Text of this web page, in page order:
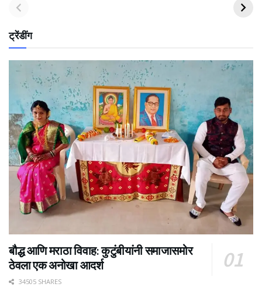
ट्रेंडींग
बौद्ध आणि मराठा विवाह: कुटुंबीयांनी समाजासमोर
ठेवला एक अनोखा आदर्श
34505 SHARES